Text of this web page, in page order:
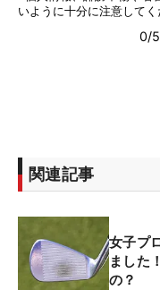
関連記事
女子プ
ました
の？